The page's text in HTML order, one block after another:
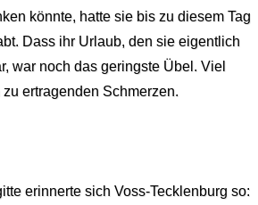
könnte, hatte sie bis zu diesem Tag
Dass ihr Urlaub, den sie eigentlich
war noch das geringste Übel. Viel
ertragenden Schmerzen.
erinnerte sich Voss-Tecklenburg so: